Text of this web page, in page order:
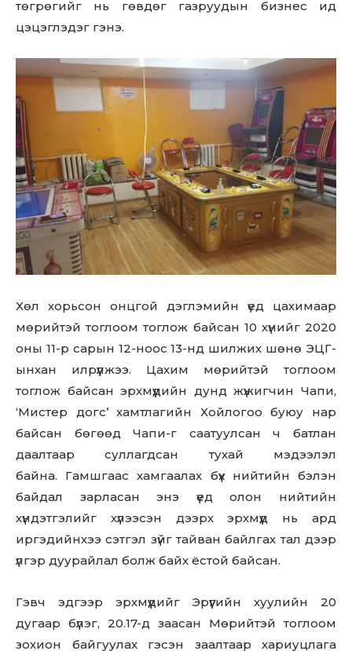
төгрөгийг нь гөвдөг газруудын бизнес ид
цэцэглэдэг гэнэ.
Хөл хорьсон онцгой дэглэмийн үед цахимаар
мөрийтэй тоглоом тоглож байсан 10 хүнийг 2020
оны 11-р сарын 12-ноос 13-нд шилжих шөнө ЭЦГ-
ынхан илрүүлжээ. Цахим мөрийтэй тоглоом
тоглож байсан эрхмүүдийн дунд жүжигчин Чапи,
‘Мистер догс’ хамтлагийн Хойлогоо буюу нар
байсан бөгөөд Чапи-г саатуулсан ч батлан
даалтаар суллагдсан тухай мэдээлэл
байна. Гамшгаас хамгаалах бүх нийтийн бэлэн
байдал зарласан энэ үед олон нийтийн
хүндэтгэлийг хүлээсэн дээрх эрхмүүд нь ард
иргэдийнхээ сэтгэл зүйг тайван байлгах тал дээр
үлгэр дуурайлал болж байх ёстой байсан.
Гэвч эдгээр эрхмүүдийг Эрүүгийн хуулийн 20
дугаар бүлэг, 20.17-д заасан Мөрийтэй тоглоом
зохион байгуулах гэсэн заалтаар хариуцлага